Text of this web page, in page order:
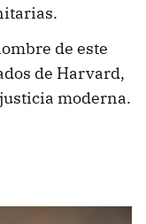
de este
de Harvard,
moderna.